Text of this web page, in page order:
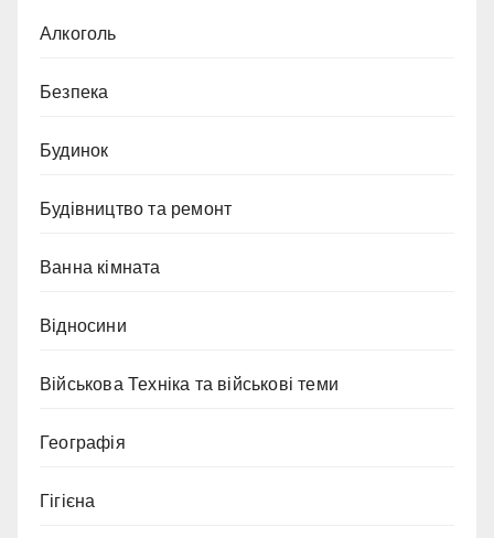
Алкоголь
Безпека
Будинок
Будівництво та ремонт
Ванна кімната
Відносини
Військова Техніка та військові теми
Географія
Гігієна